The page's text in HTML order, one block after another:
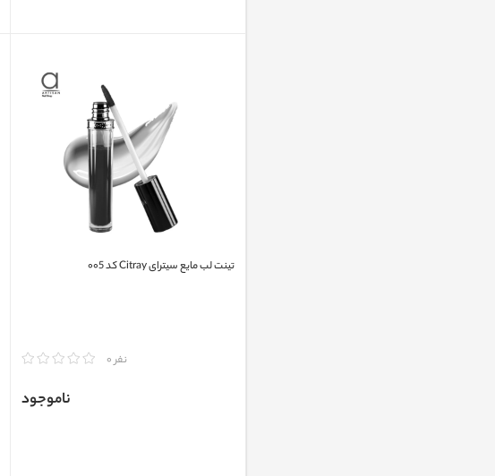
تینت لب مایع سیترای Citray کد ۰۰5
نفر 0
ناموجود